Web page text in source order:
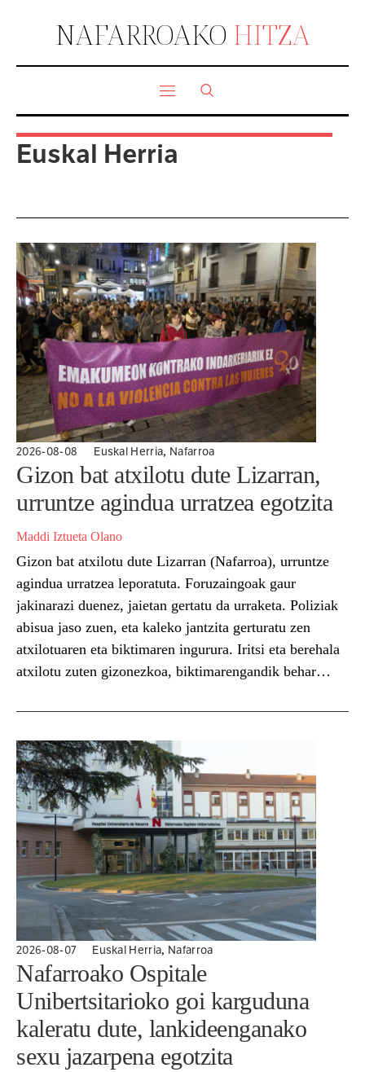
NAFARROAKO HITZA
Euskal Herria
2026-08-08 Euskal Herria, Nafarroa
Gizon bat atxilotu dute Lizarran,
urruntze agindua urratzea egotzita
Maddi Iztueta Olano
Gizon bat atxilotu dute Lizarran (Nafarroa), urruntze
agindua urratzea leporatuta. Foruzaingoak gaur
jakinarazi duenez, jaietan gertatu da urraketa. Poliziak
abisua jaso zuen, eta kaleko jantzita gerturatu zen
atxilotuaren eta biktimaren ingurura. Iritsi eta berehala
atxilotu zuten gizonezkoa, biktimarengandik behar
nabarmendu du halako protokoloak «ezinbestekoak»
direla indarkeria matxistarekin lotutako kasuen
jarraipena...
2026-08-07 Euskal Herria, Nafarroa
Nafarroako Ospitale
Unibertsitarioko goi karguduna
kaleratu dute, lankideenganako
sexu jazarpena egotzita